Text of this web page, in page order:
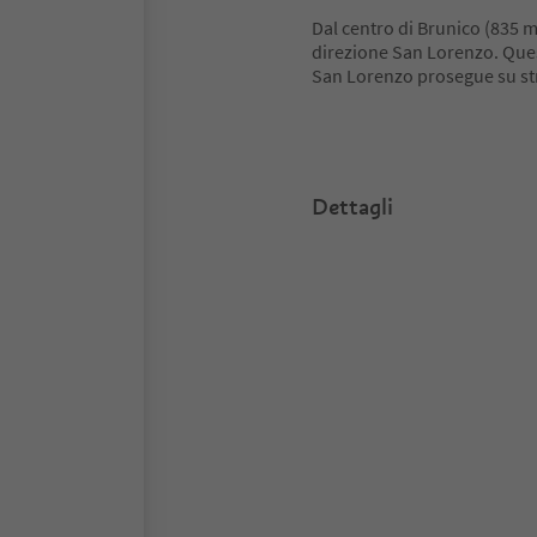
Dal centro di Brunico (835
direzione San Lorenzo.
San Lorenzo prosegue su
Dettagli